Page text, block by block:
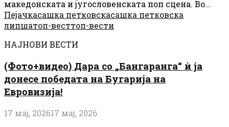
македонската и југословенската поп сцена. Во...
Пејачкасашка петковскасашка петковска
липшатоп-весттоп-вести
НАЈНОВИ ВЕСТИ
(Фото+видео) Дара со „Бангаранга“ ѝ ја
донесе победата на Бугарија на
Евровизија!
17 мај, 202617 мај, 2026